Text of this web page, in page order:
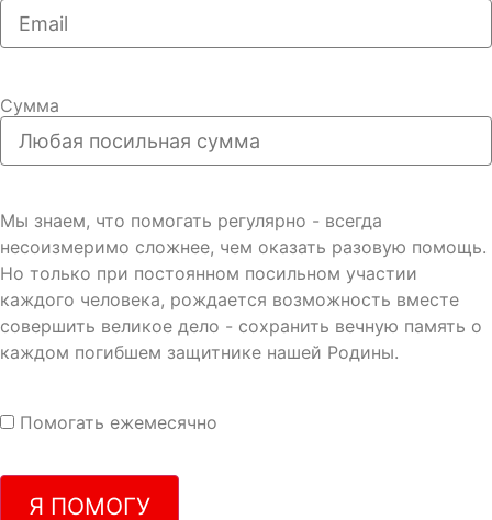
Сумма
Мы знаем, что помогать регулярно - всегда
несоизмеримо сложнее, чем оказать разовую помощь.
Но только при постоянном посильном участии
каждого человека, рождается возможность вместе
совершить великое дело - сохранить вечную память о
каждом погибшем защитнике нашей Родины.
Помогать ежемесячно
Я ПОМОГУ